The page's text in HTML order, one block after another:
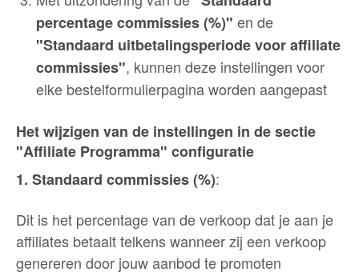
percentage commissies (%)" en de
"Standaard uitbetalingsperiode voor affiliate
commissies", kunnen deze instellingen voor
elke bestelformulierpagina worden aangepast
Het wijzigen van de instellingen in de sectie
"Affiliate Programma" configuratie
1. Standaard commissies (%):
Dit is het percentage van de verkoop dat je aan je
affiliates betaalt telkens wanneer zij een verkoop
genereren door jouw aanbod te promoten